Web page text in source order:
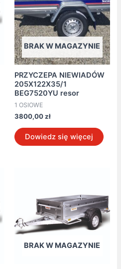
BRAK W MAGAZYNIE
PRZYCZEPA NIEWIADÓW
205X122X35/1
BEG7520YU resor
1 OSIOWE
3800,00zł
Dowiedz się więcej
BRAK W MAGAZYNIE